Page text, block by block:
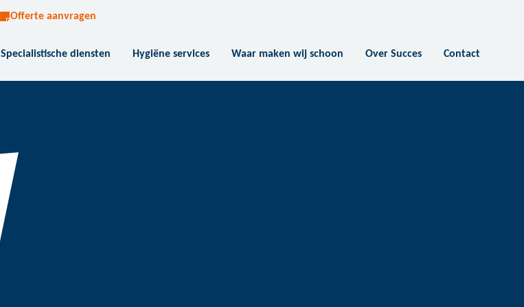
Offerte aanvragen
Specialistische diensten Hygiëne services Waar maken wij schoon Over Succes Contact